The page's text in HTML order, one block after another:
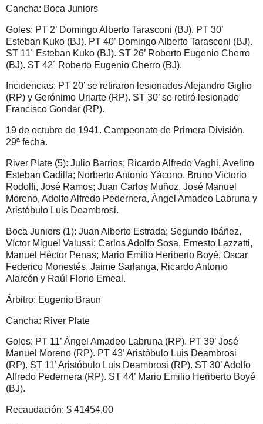
Cancha: Boca Juniors
Goles: PT 2’ Domingo Alberto Tarasconi (BJ). PT 30’
Esteban Kuko (BJ). PT 40’ Domingo Alberto Tarasconi (BJ).
ST 11´ Esteban Kuko (BJ). ST 26’ Roberto Eugenio Cherro
(BJ). ST 42´ Roberto Eugenio Cherro (BJ).
Incidencias: PT 20’ se retiraron lesionados Alejandro Giglio
(RP) y Gerónimo Uriarte (RP). ST 30’ se retiró lesionado
Francisco Gondar (RP).
19 de octubre de 1941. Campeonato de Primera División.
29ª fecha.
River Plate (5): Julio Barrios; Ricardo Alfredo Vaghi, Avelino
Esteban Cadilla; Norberto Antonio Yácono, Bruno Victorio
Rodolfi, José Ramos; Juan Carlos Muñoz, José Manuel
Moreno, Adolfo Alfredo Pedernera, Ángel Amadeo Labruna y
Aristóbulo Luis Deambrosi.
Boca Juniors (1): Juan Alberto Estrada; Segundo Ibáñez,
Víctor Miguel Valussi; Carlos Adolfo Sosa, Ernesto Lazzatti,
Manuel Héctor Penas; Mario Emilio Heriberto Boyé, Oscar
Federico Monestés, Jaime Sarlanga, Ricardo Antonio
Alarcón y Raúl Florio Emeal.
Árbitro: Eugenio Braun
Cancha: River Plate
Goles: PT 11’ Ángel Amadeo Labruna (RP). PT 39’ José
Manuel Moreno (RP). PT 43’ Aristóbulo Luis Deambrosi
(RP). ST 11’ Aristóbulo Luis Deambrosi (RP). ST 30’ Adolfo
Alfredo Pedernera (RP). ST 44’ Mario Emilio Heriberto Boyé
(BJ).
Recaudación: $ 41454,00